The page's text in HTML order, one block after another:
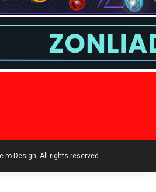
Design. All rights reserved.